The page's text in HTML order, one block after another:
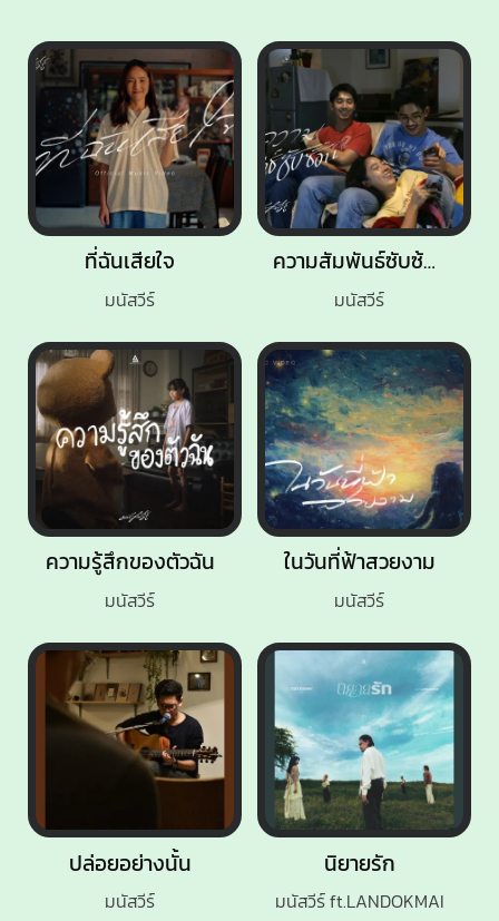
ความรู้สึกของตัวฉัน
มนัสวีร์
ในวันที่ฟ้าสวยงาม
มนัสวีร์
ความสัมพันธ์ซับซ้อน
มนัสวีร์
นิยายรัก
มนัสวีร์ ft.LANDOKMAI
ปล่อยอย่างนั้น
มนัสวีร์
ที่ฉันเสียใจ
มนัสวีร์